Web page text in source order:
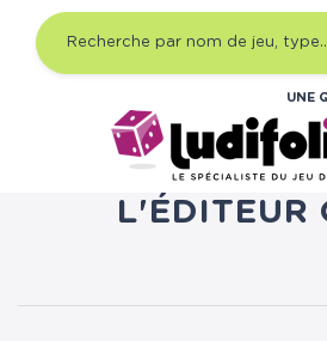
UNE
LISTE DES
L'ÉDITEUR